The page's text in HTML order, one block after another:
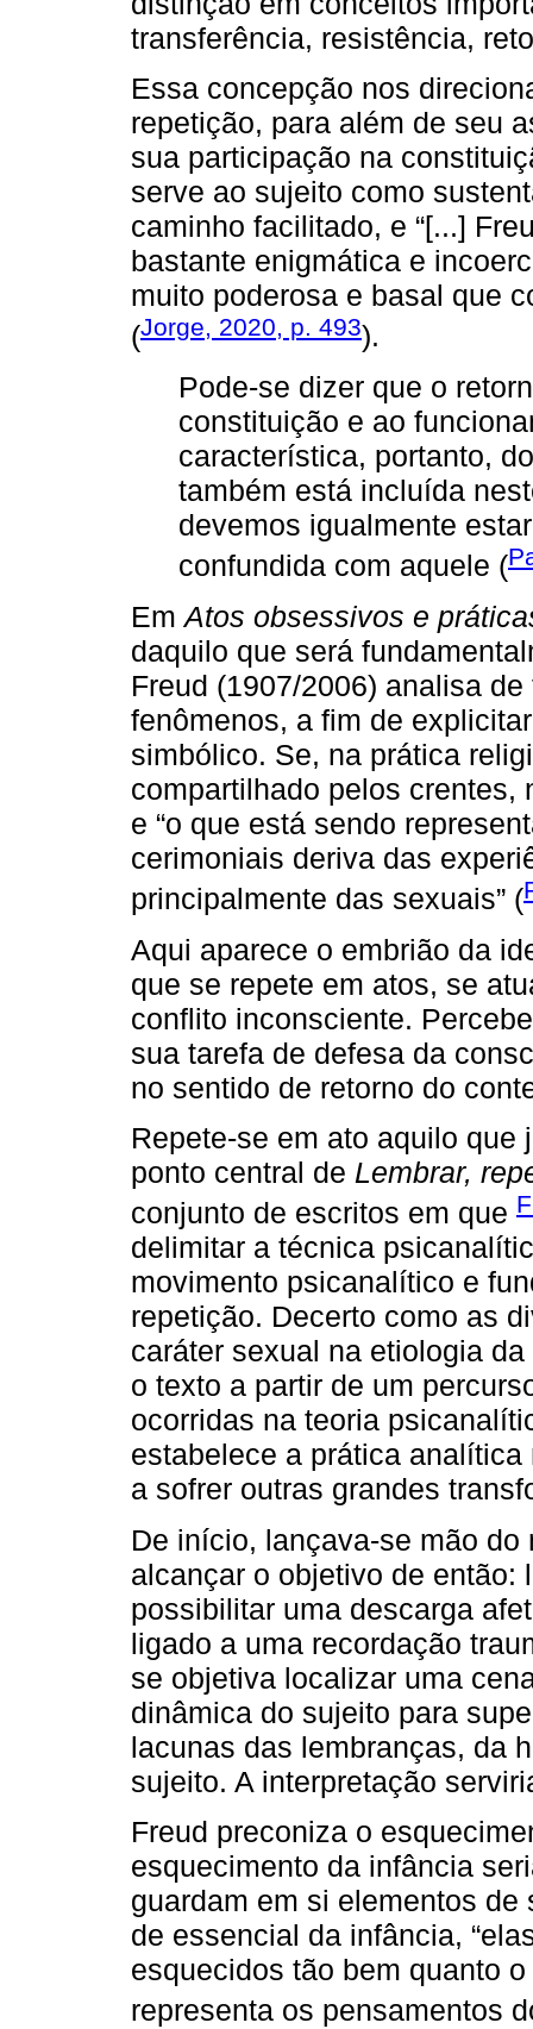
transferência, resistência,
Essa concepção nos
repetição, para além de seu
sua participação na
serve ao sujeito como
caminho facilitado, e “[...]
bastante enigmática e
muito poderosa e basal que
(Jorge, 2020, p. 493).
Pode-se dizer que o
constituição e ao
característica, portanto,
também está incluída
devemos igualmente
confundida com aquele (
EmAtos obsessivos e
daquilo que será
Freud (1907/2006) analisa
fenômenos, a fim de
simbólico. Se, na prática
compartilhado pelos crentes,
e “o que está sendo
cerimoniais deriva das
principalmente das sexuais” (
Aqui aparece o embrião da
que se repete em atos, se
conflito inconsciente.
sua tarefa de defesa da
no sentido de retorno do
Repete-se em ato aquilo
ponto central de Lembrar,
conjunto de escritos em que
delimitar a técnica
movimento psicanalítico e
repetição. Decerto como as
caráter sexual na etiologia
o texto a partir de um
ocorridas na teoria
estabelece a prática
a sofrer outras grandes
De início, lançava-se mão
alcançar o objetivo de então:
possibilitar uma descarga
ligado a uma recordação
se objetiva localizar uma
dinâmica do sujeito para
lacunas das lembranças, da
sujeito. A interpretação
Freud preconiza o
esquecimento da infância
guardam em si elementos
de essencial da infância,
esquecidos tão bem quanto
representa os pensamentos